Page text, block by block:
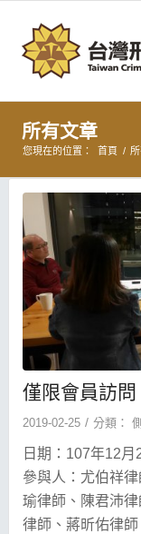
所有文章
您現在的位置： 首頁 /
僅限會員訪問
2019-02-25 / 分類：
日期：107年12月
參與人：尤伯祥
瑜律師、陳君沛
律師、蔣昕佑律師